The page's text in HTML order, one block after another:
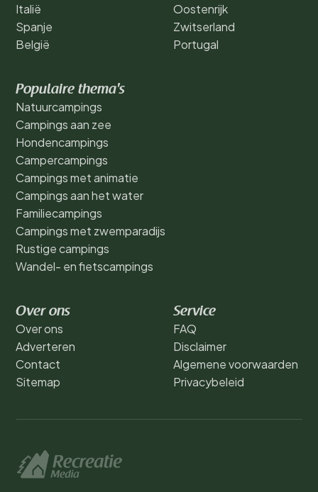
Italië
Spanje
België
Oostenrijk
Zwitserland
Portugal
Populaire thema's
Natuurcampings
Campings aan zee
Hondencampings
Campercampings
Campings met animatie
Campings aan het water
Familiecampings
Campings met zwemparadijs
Rustige campings
Wandel- en fietscampings
Over ons
Over ons
Adverteren
Contact
Sitemap
Service
FAQ
Disclaimer
Algemene voorwaarden
Privacybeleid